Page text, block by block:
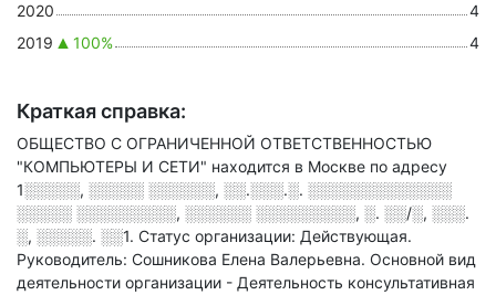
2020
4
2019
100% 4
Краткая справка:
ОБЩЕСТВО С ОГРАНИЧЕННОЙ ОТВЕТСТВЕННОСТЬЮ
"КОМПЬЮТЕРЫ И СЕТИ" находится в Москве по адресу
1░░░░░, ░░░░░ ░░░░░░, ░░.░░░.░. ░░░░░░░░░░░░░
░░░░░ ░░░░░░░░░, ░░░░░░ ░░░░░░░░░, ░. ░░/░, ░░░.
░, ░░░░░. ░░1. Статус организации: Действующая.
Руководитель: Сошникова Елена Валерьевна. Основной вид
деятельности организации - Деятельность консультативная